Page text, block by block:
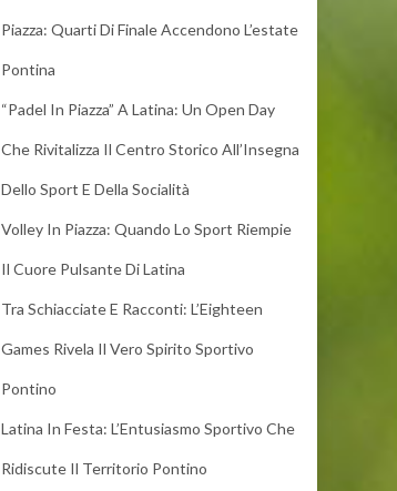
Piazza: Quarti Di Finale Accendono L’estate
Pontina
“Padel In Piazza” A Latina: Un Open Day
Che Rivitalizza Il Centro Storico All’Insegna
Dello Sport E Della Socialità
Volley In Piazza: Quando Lo Sport Riempie
Il Cuore Pulsante Di Latina
Tra Schiacciate E Racconti: L’Eighteen
Games Rivela Il Vero Spirito Sportivo
Pontino
Latina In Festa: L’Entusiasmo Sportivo Che
Ridiscute Il Territorio Pontino